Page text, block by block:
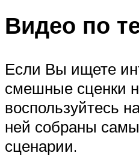
Видео по
Если Вы ищете
смешные сценки
воспользуйтесь
ней собраны
сценарии.